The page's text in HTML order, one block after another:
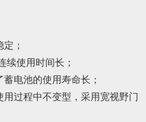
；
续使用时间长；
电池的使用寿命长；
用过程中不变型，采用宽视野门